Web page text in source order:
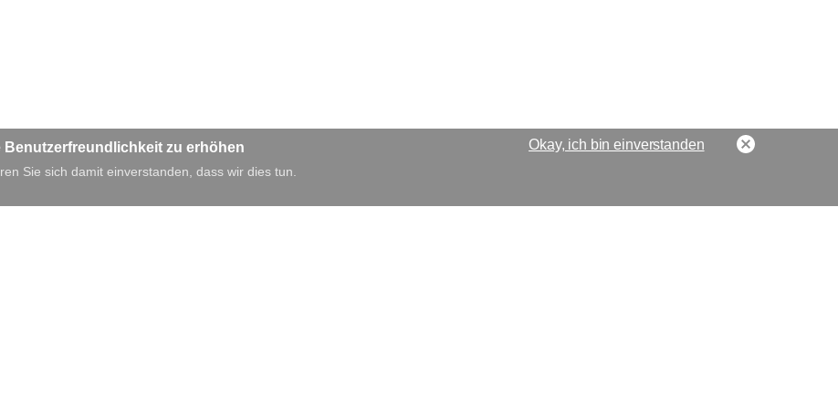
Benutzerfreundlichkeit zu erhöhen
Sie sich damit einverstanden, dass wir dies tun.
Okay, ich bin einverstanden